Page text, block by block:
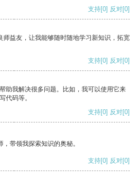
支持[0] 反对[0]
师益友，让我能够随时随地学习新知识，拓宽
支持[0] 反对[0]
助我解决很多问题。比如，我可以使用它来
代码等。
支持[0] 反对[0]
带领我探索知识的奥秘。
支持[0] 反对[0]